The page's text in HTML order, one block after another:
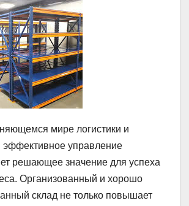
мире логистики и
эффективное управление
решающее значение для успеха
Организованный и хорошо
склад не только повышает